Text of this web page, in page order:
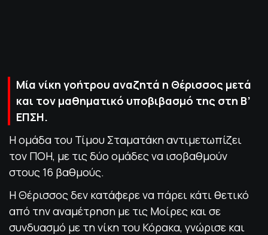
Μία νίκη γοήτρου αναζητά η Θέρισσος μετά
και τον μαθηματικό υποβιβασμό της στη Β’
ΕΠΣΗ.
Η ομάδα του Τίμου Σταματάκη αντιμετωπίζει
τον ΠΟΗ, με τις δύο ομάδες να ισοβαθμούν
στους 16 βαθμούς.
Η Θέρισσος δεν κατάφερε να πάρει κάτι θετικό
από την αναμέτρηση με τις Μοίρες και σε
συνδυασμό με τη νίκη του Κόρακα, γνώρισε και